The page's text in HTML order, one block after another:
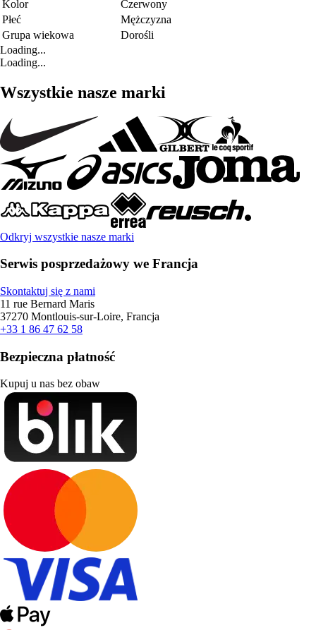
Kolor
Czerwony
Płeć
Mężczyzna
Grupa wiekowa
Dorośli
Loading...
Loading...
Wszystkie nasze marki
Odkryj wszystkie nasze marki
Serwis posprzedażowy we Francja
Skontaktuj się z nami
11 rue Bernard Maris
37270 Montlouis-sur-Loire, Francja
+33 1 86 47 62 58
Bezpieczna płatność
Kupuj u nas bez obaw